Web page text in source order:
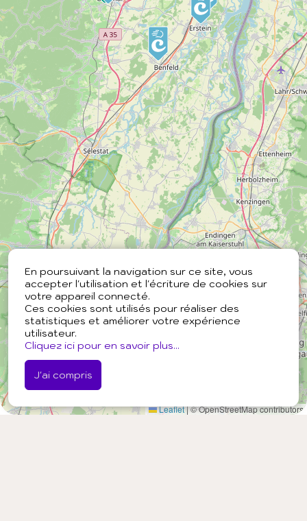
En poursuivant la navigation sur ce site, vous
accepter l'utilisation et l'écriture de cookies sur
votre appareil connecté.
Ces cookies sont utilisés pour réaliser des
statistiques et améliorer votre expérience
utilisateur.
Cliquez ici pour en savoir plus...
J'ai compris
Leaflet|© OpenStreetMap contributors